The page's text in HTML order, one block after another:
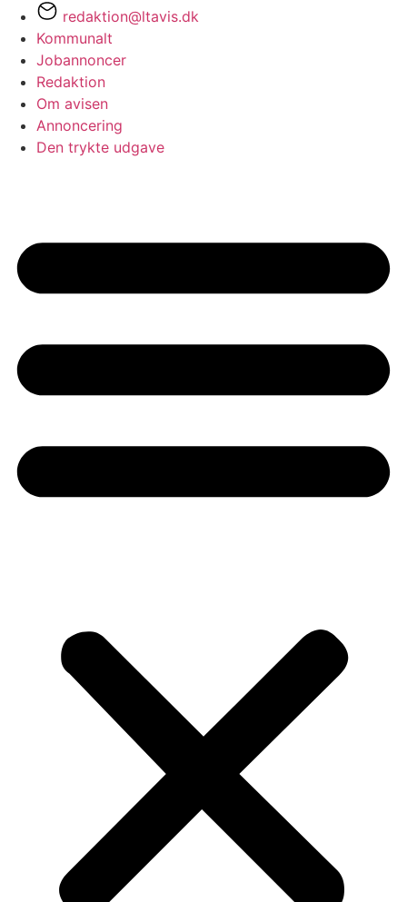
redaktion@ltavis.dk
Kommunalt
Jobannoncer
Redaktion
Om avisen
Annoncering
Den trykte udgave